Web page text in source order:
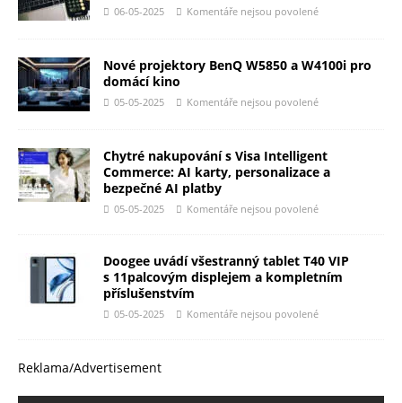
06-05-2025 Komentáře nejsou povolené
Nové projektory BenQ W5850 a W4100i pro
domácí kino
05-05-2025 Komentáře nejsou povolené
Chytré nakupování s Visa Intelligent
Commerce: AI karty, personalizace a
bezpečné AI platby
05-05-2025 Komentáře nejsou povolené
Doogee uvádí všestranný tablet T40 VIP
s 11palcovým displejem a kompletním
příslušenstvím
05-05-2025 Komentáře nejsou povolené
Reklama/Advertisement